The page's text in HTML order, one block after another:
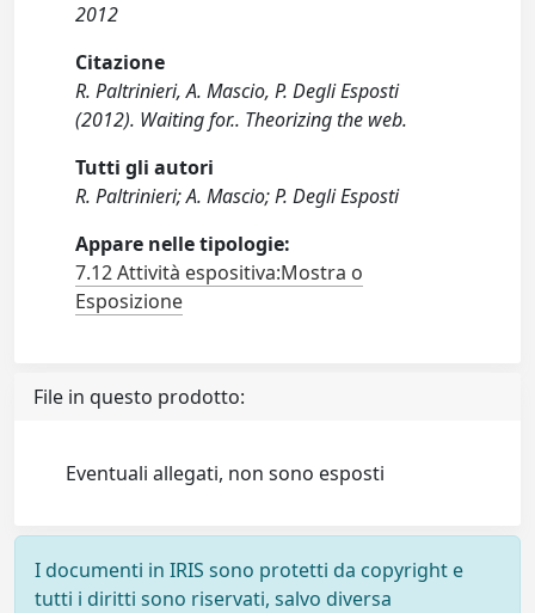
2012
Citazione
R. Paltrinieri, A. Mascio, P. Degli Esposti
(2012). Waiting for.. Theorizing the web.
Tutti gli autori
R. Paltrinieri; A. Mascio; P. Degli Esposti
Appare nelle tipologie:
7.12 Attività espositiva:Mostra o
Esposizione
File in questo prodotto:
Eventuali allegati, non sono esposti
I documenti in IRIS sono protetti da copyright e
tutti i diritti sono riservati, salvo diversa